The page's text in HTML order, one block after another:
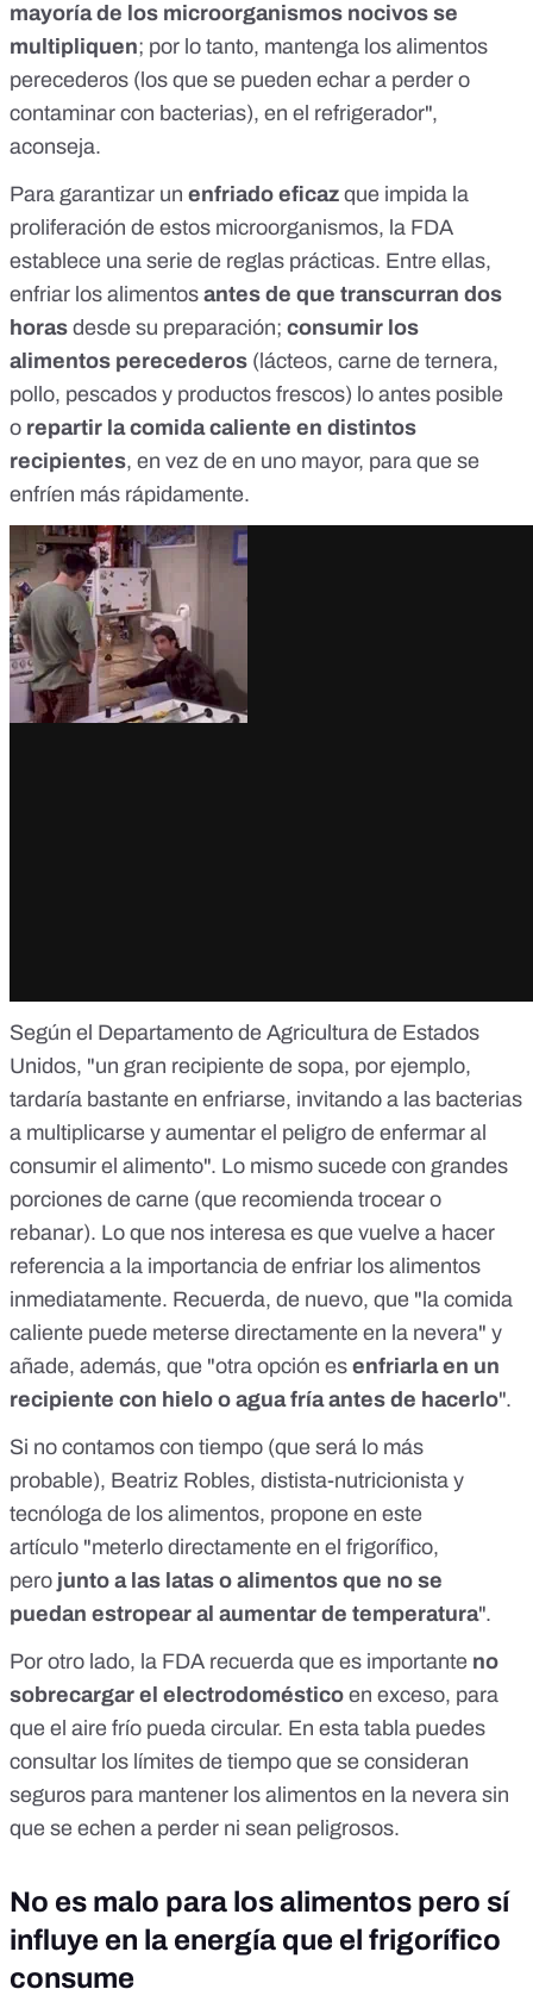
mayoría de los microorganismos nocivos se
multipliquen; por lo tanto, mantenga los alimentos
perecederos (los que se pueden echar a perder o
contaminar con bacterias), en el refrigerador",
aconseja.
Para garantizar un enfriado eficaz que impida la
proliferación de estos microorganismos, la FDA
establece una serie de reglas prácticas. Entre ellas,
enfriar los alimentos antes de que transcurran dos
horas desde su preparación; consumir los
alimentos perecederos (lácteos, carne de ternera,
pollo, pescados y productos frescos) lo antes posible
o repartir la comida caliente en distintos
recipientes, en vez de en uno mayor, para que se
enfríen más rápidamente.
Según el Departamento de Agricultura de Estados
Unidos, "un gran recipiente de sopa, por ejemplo,
tardaría bastante en enfriarse, invitando a las bacterias
a multiplicarse y aumentar el peligro de enfermar al
consumir el alimento". Lo mismo sucede con grandes
porciones de carne (que recomienda trocear o
rebanar). Lo que nos interesa es que vuelve a hacer
referencia a la importancia de enfriar los alimentos
inmediatamente. Recuerda, de nuevo, que "la comida
caliente puede meterse directamente en la nevera" y
añade, además, que "otra opción es enfriarla en un
recipiente con hielo o agua fría antes de hacerlo".
Si no contamos con tiempo (que será lo más
probable), Beatriz Robles, distista-nutricionista y
tecnóloga de los alimentos, propone en este
artículo "meterlo directamente en el frigorífico,
pero junto a las latas o alimentos que no se
puedan estropear al aumentar de temperatura".
Por otro lado, la FDA recuerda que es importante no
sobrecargar el electrodoméstico en exceso, para
que el aire frío pueda circular. En esta tabla puedes
consultar los límites de tiempo que se consideran
seguros para mantener los alimentos en la nevera sin
que se echen a perder ni sean peligrosos.
No es malo para los alimentos pero sí
influye en la energía que el frigorífico
consume